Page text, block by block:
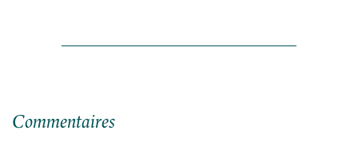
Commentaires